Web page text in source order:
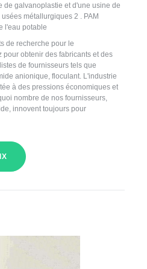
de galvanoplastie et d'une usine de
métallurgiques 2 . PAM
l'eau potable
de recherche pour le
obtenir des fabricants et des
de fournisseurs tels que
anionique, floculant. L'industrie
à des pressions économiques et
nombre de nos fournisseurs,
innovent toujours pour